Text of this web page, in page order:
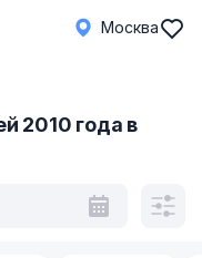
Москва
2010 года в